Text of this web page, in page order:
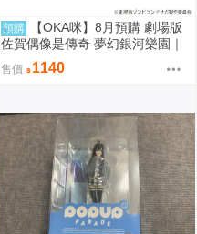
預購
【OKA咪】8月預購 劇場版
佐賀偶像是傳奇 夢幻銀河樂園｜
徽章 02/全套組(全7種) 冰淇淋店
ver.(Q版插畫)
售價 1140